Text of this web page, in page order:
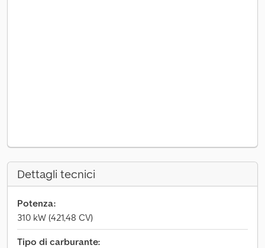
Dettagli tecnici
Potenza:
310 kW (421,48 CV)
Tipo di carburante: